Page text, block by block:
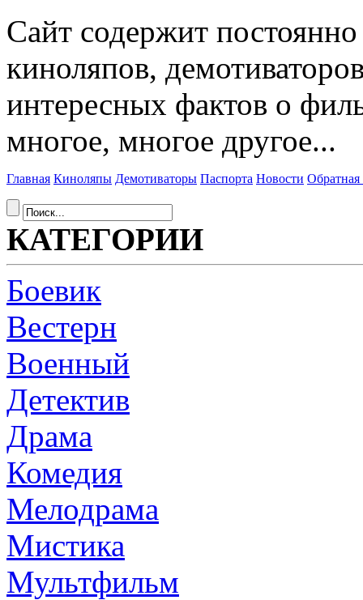
Сайт содержит
киноляпов,
интересных фактов о
многое, многое другое...
Главная Киноляпы Демотиваторы Паспорта Новости Обратная
КАТЕГОРИИ
Боевик
Вестерн
Военный
Детектив
Драма
Комедия
Мелодрама
Мистика
Мультфильм